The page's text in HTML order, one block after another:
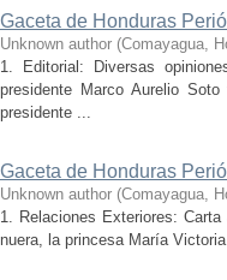
Gaceta de Honduras
Unknown author (Comayagua,
1. Editorial: Diversas
presidente Marco Aurelio
presidente ...
Gaceta de Honduras
Unknown author (Comayagua,
1. Relaciones Exteriores:
nuera, la princesa María